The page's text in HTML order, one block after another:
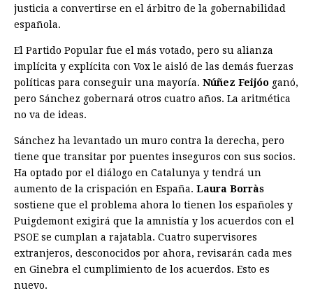
justicia a convertirse en el árbitro de la gobernabilidad
española.
El Partido Popular fue el más votado, pero su alianza
implícita y explícita con Vox le aisló de las demás fuerzas
políticas para conseguir una mayoría. Núñez Feijóo ganó,
pero Sánchez gobernará otros cuatro años. La aritmética
no va de ideas.
Sánchez ha levantado un muro contra la derecha, pero
tiene que transitar por puentes inseguros con sus socios.
Ha optado por el diálogo en Catalunya y tendrá un
aumento de la crispación en España. Laura Borràs
sostiene que el problema ahora lo tienen los españoles y
Puigdemont exigirá que la amnistía y los acuerdos con el
PSOE se cumplan a rajatabla. Cuatro supervisores
extranjeros, desconocidos por ahora, revisarán cada mes
en Ginebra el cumplimiento de los acuerdos. Esto es
nuevo.